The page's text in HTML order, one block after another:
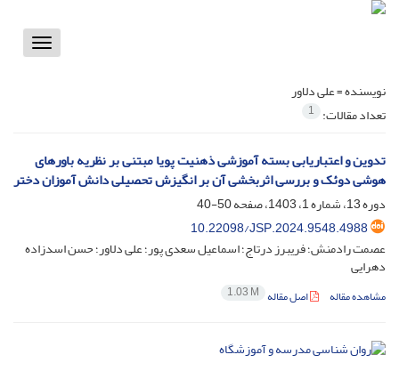
Toggle
نویسنده =علی دلاور
تعداد مقالات: 1
تدوین و اعتباریابی بسته آموزشی ذهنیت پویا مبتنی بر نظریه باورهای
هوشی دوئک و بررسی اثربخشی آن بر انگیزش تحصیلی دانش آموزان دختر
دوره 13، شماره 1، 1403، صفحه
50-40
10.22098/JSP.2024.9548.4988
عصمت رادمنش؛ فریبرز درتاج؛ اسماعیل سعدی پور؛ علی دلاور؛ حسن اسدزاده
دهرایی
مشاهده مقاله اصل مقاله 1.03 M